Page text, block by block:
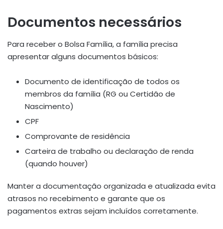
Documentos necessários
Para receber o Bolsa Família, a família precisa
apresentar alguns documentos básicos:
Documento de identificação de todos os
membros da família (RG ou Certidão de
Nascimento)
CPF
Comprovante de residência
Carteira de trabalho ou declaração de renda
(quando houver)
Manter a documentação organizada e atualizada evita
atrasos no recebimento e garante que os
pagamentos extras sejam incluídos corretamente.